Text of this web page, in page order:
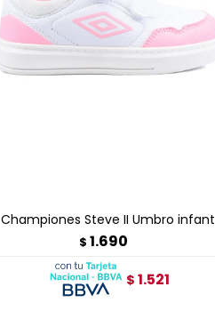
Championes Steve II Umbro infant
$ 1.690
$ 1.521